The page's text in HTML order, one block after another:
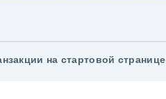
на стартовой странице